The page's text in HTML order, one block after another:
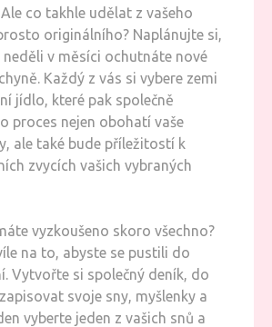
co takhle udělat z vašeho
originálního? Naplánujte si,
v měsíci ochutnáte nové
Každý z vás si vybere zemi
jídlo, které pak společně
proces nejen obohatí vaše
ale také bude příležitostí k
zvycích vašich vybraných
vyzkoušeno skoro všechno?
na to, abyste se pustili do
Vytvořte si společný deník, do
svoje sny, myšlenky a
vyberte jeden z vašich snů a